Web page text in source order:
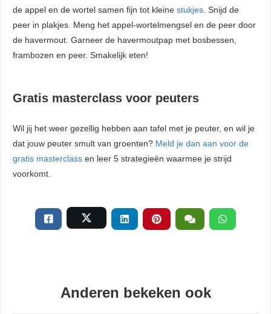
de appel en de wortel samen fijn tot kleine stukjes . Snijd de
peer in plakjes. Meng het appel-wortelmengsel en de peer door
de havermout. Garneer de havermoutpap met bosbessen,
frambozen en peer. Smakelijk eten!
Gratis masterclass voor peuters
Wil jij het weer gezellig hebben aan tafel met je peuter, en wil je
dat jouw peuter smult van groenten? Meld je dan aan voor de
gratis masterclass en leer 5 strategieën waarmee je strijd
voorkomt.
Anderen bekeken ook